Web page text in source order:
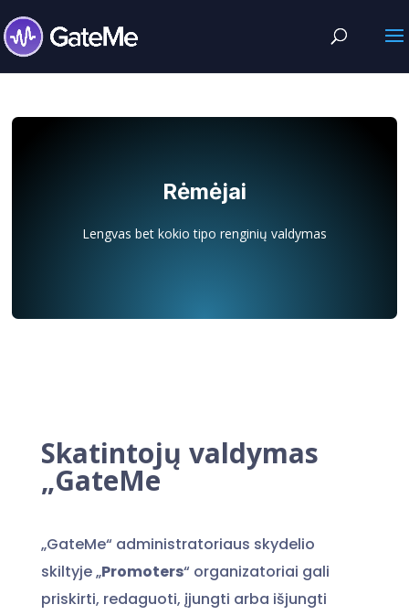
Rėmėjai
Lengvas bet kokio tipo renginių valdymas
Skatintojų valdymas
„GateMe
„GateMe“ administratoriaus skydelio
skiltyje „Promoters“ organizatoriai gali
priskirti, redaguoti, įjungti arba išjungti